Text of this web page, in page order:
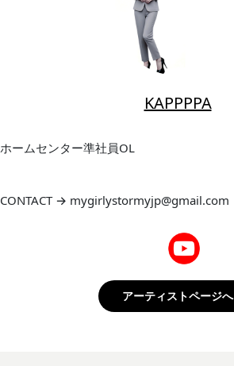
KAPPPPA
ホームセンター準社員OL
CONTACT → mygirlystormyjp@gmail.com
アーティストページへ